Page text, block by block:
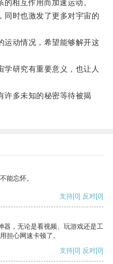
相互作用而加速运动。
时也激发了更多对宇宙的
动情况，希望能够解开这
研究有重要意义，也让人
多未知的秘密等待被揭
能忘怀。
支持[0] 反对[0]
器，无论是看视频、玩游戏还是工
担心网速卡顿了。
支持[0] 反对[0]